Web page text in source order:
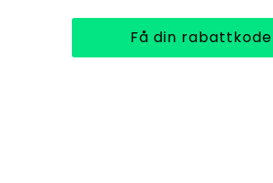
Få din rabattkode